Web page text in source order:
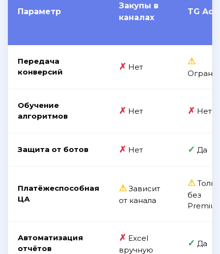
Параметр
Закупы в
каналах
TG Ads
Передача
конверсий
✗ Нет
⚠
Обучение
алгоритмов
✗ Нет ✗ Нет
Защита от ботов ✗ Нет ✓ Да
Платёжеспособная
ЦА
⚠ Зависит
от канала
⚠
без
Автоматизация
отчётов
✗ Excel
вручную
✓ Да